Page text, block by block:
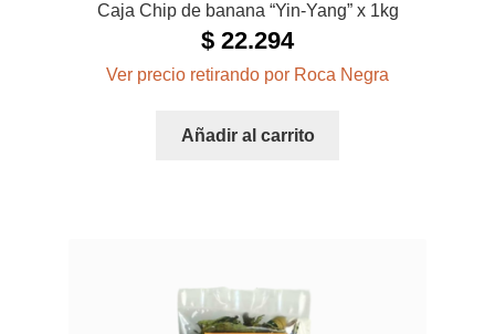
Caja Chip de banana “Yin-Yang” x 1kg
$ 22.294
Ver precio retirando por Roca Negra
Añadir al carrito